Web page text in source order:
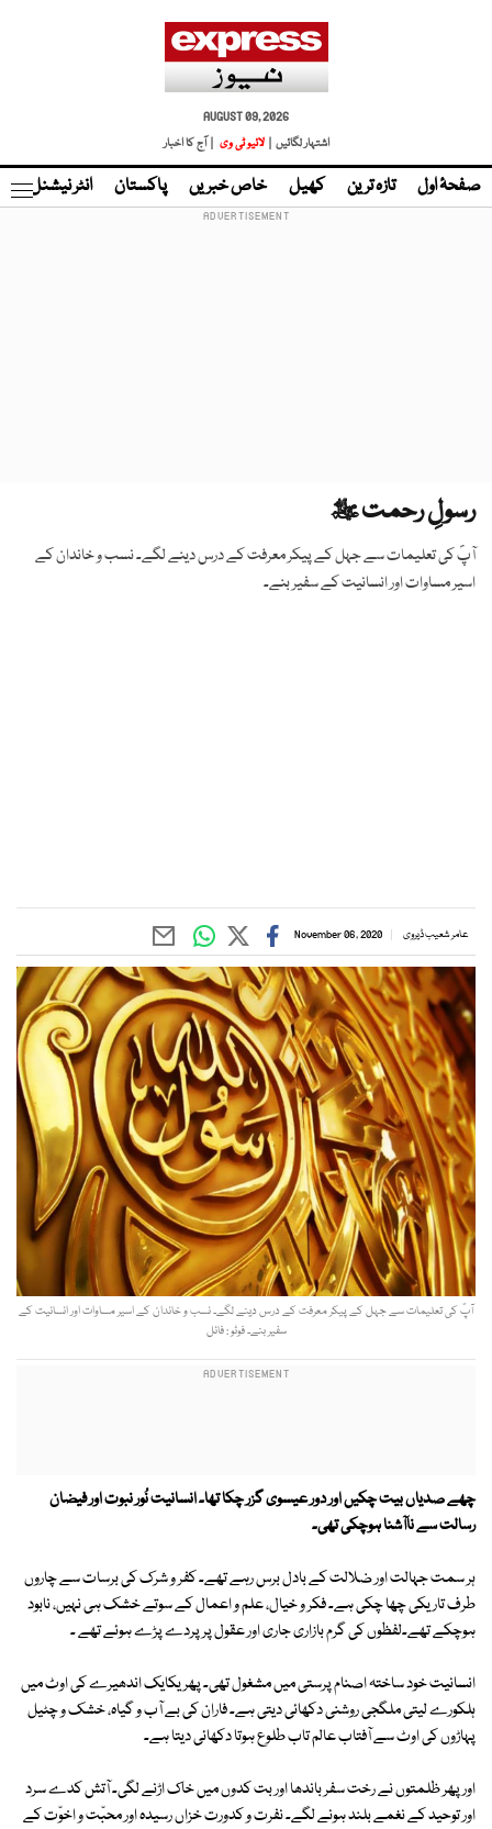
AUGUST 09, 2026
اشتہار لگائیں |
لائیو ٹی وی | آج کا اخبار
صفحۂ اول تازہ ترین کھیل خاص خبریں پاکستان انٹر نیشنل
رسولِ رحمت ﷺ
آپؐ کی تعلیمات سے جہل کے پیکر معرفت کے درس دینے لگے۔ نسب و خاندان کے
اسیر مساوات اور انسانیت کے سفیر بنے۔
عامر شعیب ڈیروی November 06, 2020
آپؐ کی تعلیمات سے جہل کے پیکر معرفت کے درس دینے لگے۔ نسب و خاندان کے اسیر مساوات اور انسانیت کے
سفیر بنے۔ فوٹو : فائل
چھے صدیاں بیت چکیں اور دور عیسوی گزر چکا تھا۔ انسانیت نُور نبوت اور فیضان
رسالت سے ناآشنا ہوچکی تھی۔
ہر سمت جہالت اور ضلالت کے بادل برس رہے تھے۔ کفر و شرک کی برسات سے چاروں
طرف تاریکی چھا چکی ہے۔ فکر و خیال، علم و اعمال کے سوتے خشک ہی نہیں، نابود
ہوچکے تھے۔لفظوں کی گرم بازاری جاری اور عقول پر پردے پڑے ہوئے تھے ۔
انسانیت خود ساختہ اصنام پرستی میں مشغول تھی۔ پھر یکایک اندھیرے کی اوٹ میں
ہلکورے لیتی ملگجی روشنی دکھائی دیتی ہے۔ فاران کی بے آب و گیاہ، خشک و چٹیل
پہاڑوں کی اوٹ سے آفتاب عالم تاب طلوع ہوتا دکھائی دیتا ہے۔
اور پھر ظلمتوں نے رخت سفر باندھا اور بت کدوں میں خاک اڑنے لگی۔ آتش کدے سرد
اور توحید کے نغمے بلند ہونے لگے۔ نفرت و کدورت خزاں رسیدہ اور محبّت و اخوّت کے